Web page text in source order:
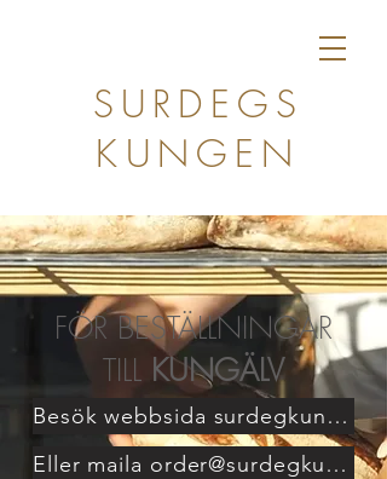
SURDEGS
KUNGEN
FÖR BESTÄLLNINGAR
TILL KUNGÄLV
Besök webbsida surdegkungalv.se
Eller maila order@surdegkungalv.se